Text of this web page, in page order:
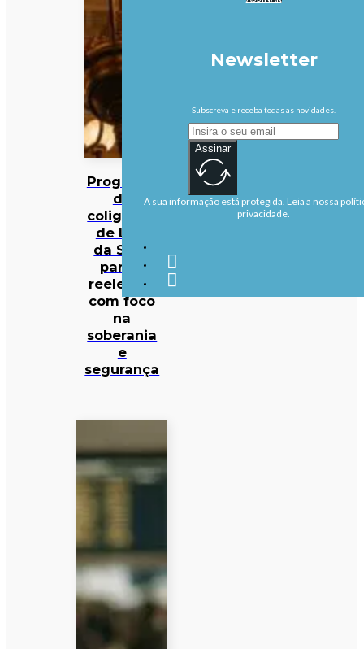
Programa
da
coligação
de Lula
da Silva
para a
reeleição
com foco
na
soberania
e
segurança
Newsletter
Subscreva e receba todas as novidades.
Assinar
A sua informação está protegida. Leia a nossa
privacidade.